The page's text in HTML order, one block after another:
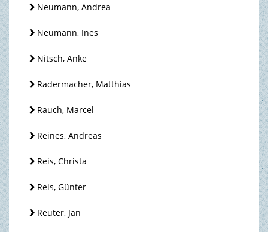
Neumann, Andrea
Neumann, Ines
Nitsch, Anke
Radermacher, Matthias
Rauch, Marcel
Reines, Andreas
Reis, Christa
Reis, Günter
Reuter, Jan